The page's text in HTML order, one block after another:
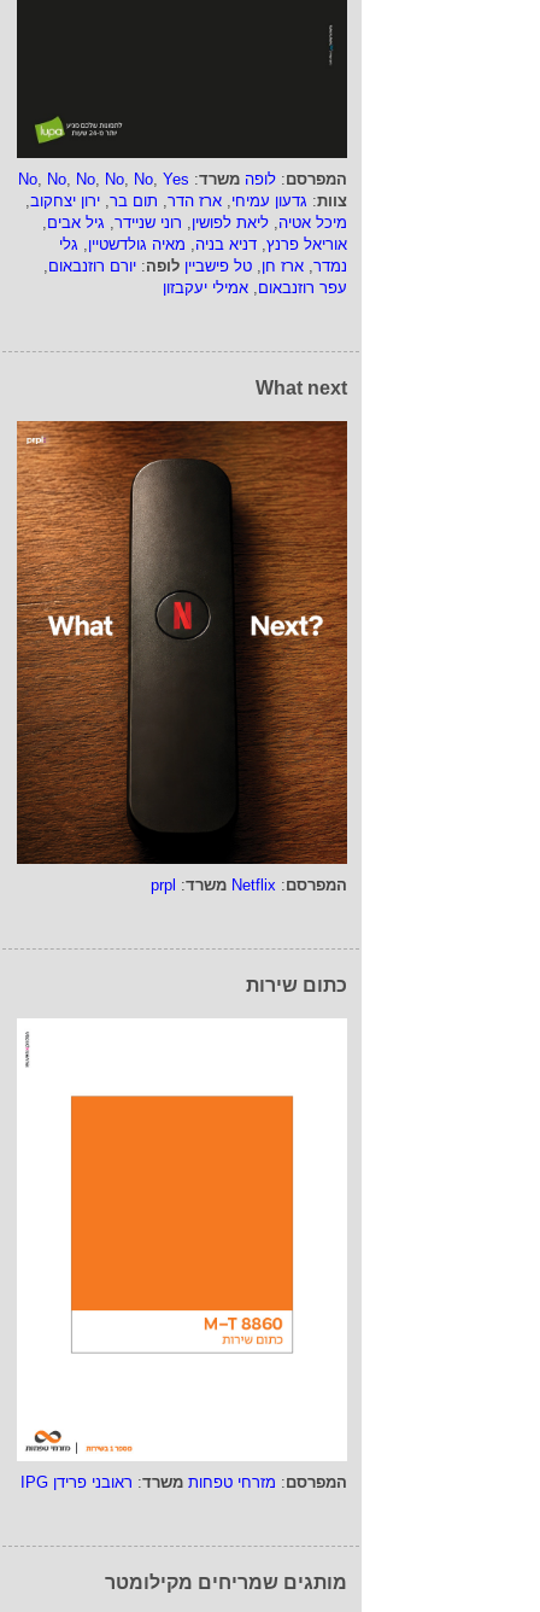
המפרסם: לופה משרד:
No, No, No, No, No, Yes
צוות: גדעון עמיחי, ארז הדר, תום בר, ירון יצחקוב,
מיכל אטיה, ליאת לפושין, רוני שניידר, גיל אבים,
אוריאל פרנץ, דניא בניה, מאיה גולדשטיין, גלי
נמדר, ארז חן, טל פישביין לופה: יורם רוזנבאום,
עפר רוזנבאום, אמילי יעקבזון
What next
המפרסם:
Netflix משרד:
prpl
כתום שירות
המפרסם: מזרחי טפחות משרד: ראובני פרידן IPG
מותגים שמריחים מקילומטר